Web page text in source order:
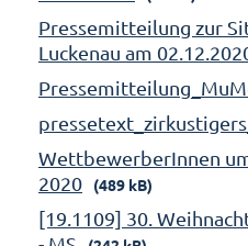
Pressemitteilung zur
Luckenau am
WettbewerberInnen
2020
(489 kB)
[19.1109] 30.